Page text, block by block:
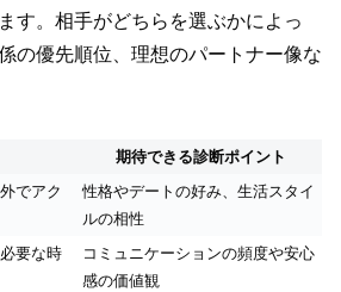
す。相手がどちらを選ぶかによっ
の優先順位、理想のパートナー像な
期待できる診断ポイント
でアク
性格やデートの好み、生活スタイ
ルの相性
要な時
コミュニケーションの頻度や安心
感の価値観